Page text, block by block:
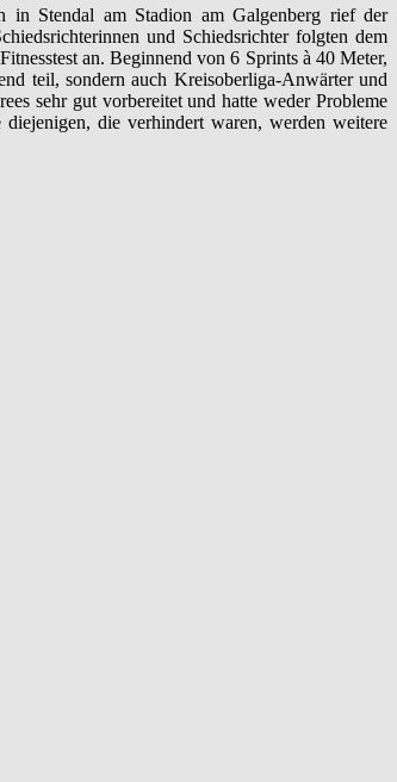
in Stendal am Stadion am Galgenberg rief der
und Schiedsrichter folgten dem
an. Beginnend von 6 Sprints à 40 Meter,
teil, sondern auch Kreisoberliga-Anwärter und
sehr gut vorbereitet und hatte weder Probleme
die verhindert waren, werden weitere